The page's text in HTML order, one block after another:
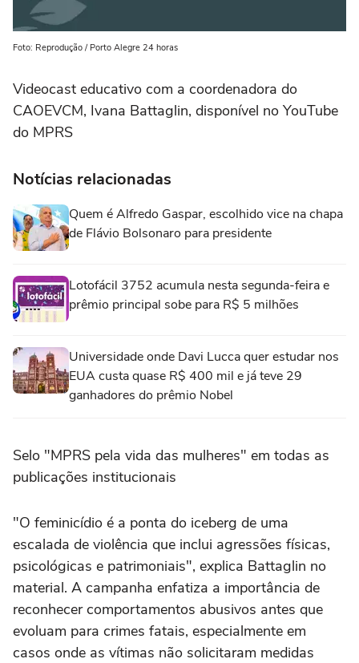
Foto: Reprodução / Porto Alegre 24 horas
Videocast educativo com a coordenadora do
CAOEVCM, Ivana Battaglin, disponível no YouTube
do MPRS
Notícias relacionadas
Quem é Alfredo Gaspar, escolhido vice na chapa
de Flávio Bolsonaro para presidente
Lotofácil 3752 acumula nesta segunda-feira e
prêmio principal sobe para R$ 5 milhões
Universidade onde Davi Lucca quer estudar nos
EUA custa quase R$ 400 mil e já teve 29
ganhadores do prêmio Nobel
Selo "MPRS pela vida das mulheres" em todas as
publicações institucionais
"O feminicídio é a ponta do iceberg de uma
escalada de violência que inclui agressões físicas,
psicológicas e patrimoniais", explica Battaglin no
material. A campanha enfatiza a importância de
reconhecer comportamentos abusivos antes que
evoluam para crimes fatais, especialmente em
casos onde as vítimas não solicitaram medidas